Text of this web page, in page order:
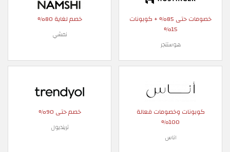
خصومات حتى 85% + كوبونات
15%
هوستنجر
خصم لغاية 80%
نمشي
كوبونات وخصومات فعالة
100%
اناس
خصم حتى 90%
ترينديول